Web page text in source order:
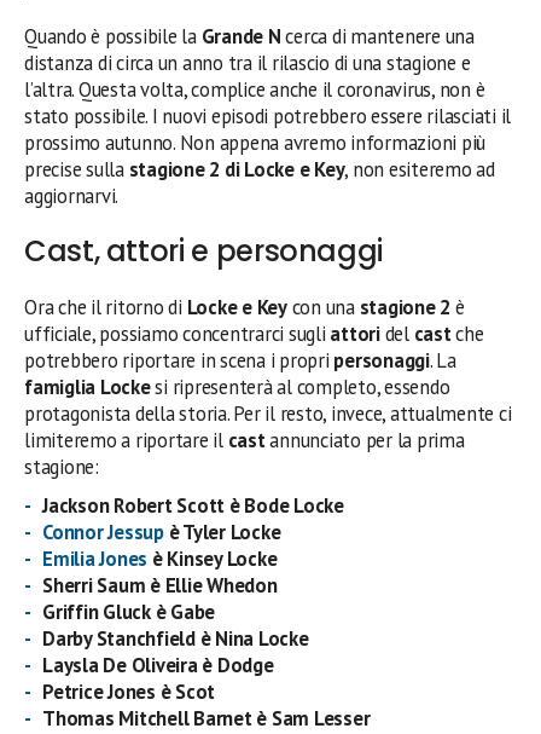
Quando è possibile la Grande Ncerca di mantenere una
distanza di circa un anno tra il rilascio di una stagione e
l’altra. Questa volta, complice anche il coronavirus, non è
stato possibile. I nuovi episodi potrebbero essere rilasciati il
prossimo autunno. Non appena avremo informazioni più
precise sulla stagione 2 di Locke e Key, non esiteremo ad
aggiornarvi.
Cast, attori e personaggi
Ora che il ritorno di Locke e Keycon una stagione 2 è
ufficiale, possiamo concentrarci sugli attoridel castche
potrebbero riportare in scena i propri personaggi. La
famiglia Lockesi ripresenterà al completo, essendo
protagonista della storia. Per il resto, invece, attualmente ci
limiteremo a riportare il castannunciato per la prima
stagione:
Jackson Robert Scott è Bode Locke
Connor Jessupè Tyler Locke
Emilia Jones è Kinsey Locke
Sherri Saum è Ellie Whedon
Griffin Gluck è Gabe
Darby Stanchfield è Nina Locke
Laysla De Oliveira è Dodge
Petrice Jones è Scot
Thomas Mitchell Barnet è Sam Lesser